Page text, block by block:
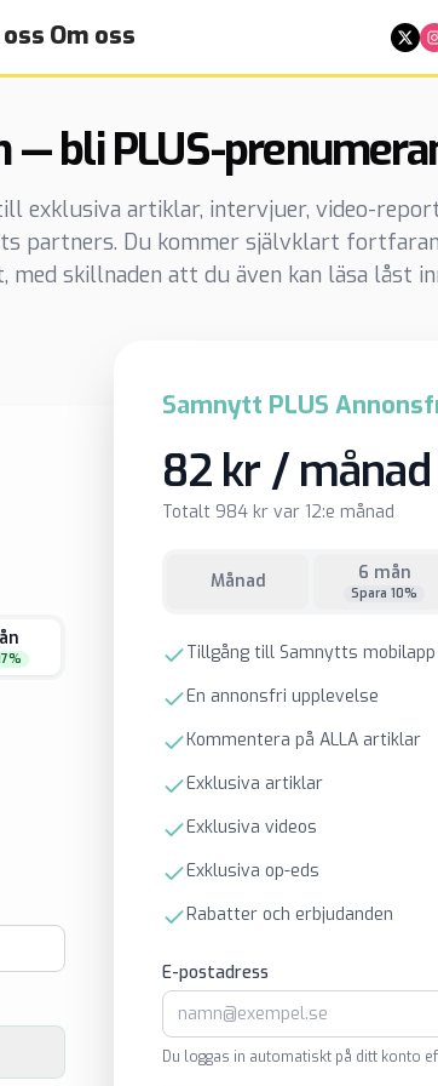
Om oss
— bli PLUS-
exklusiva artiklar, intervjuer, video-
partners. Du kommer självklart
skillnaden att du även kan läsa låst
Samnytt PLUS
82 kr / månad
Totalt 984 kr var 12:e månad
Månad 6 mån
Spara 10%
Tillgång till Samnytts mobilapp
En annonsfri upplevelse
Kommentera på ALLA artiklar
Exklusiva artiklar
Exklusiva videos
Exklusiva op-eds
Rabatter och erbjudanden
E-postadress
Du loggas in automatiskt på ditt konto